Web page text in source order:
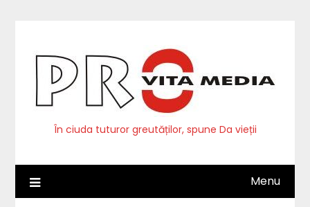
În ciuda tuturor greutăților, spune Da vieții
Menu